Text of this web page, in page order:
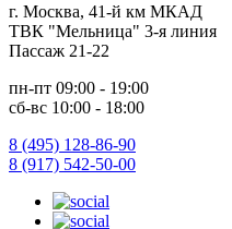
г. Москва, 41-й км МКАД
ТВК "Мельница" 3-я линия
Пассаж 21-22
пн-пт 09:00 - 19:00
сб-вс 10:00 - 18:00
8 (495) 128-86-90
8 (917) 542-50-00